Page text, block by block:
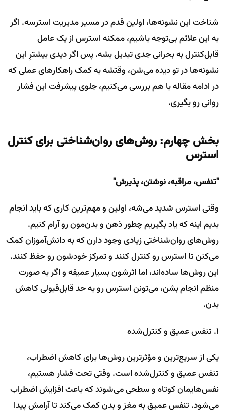
شناخت این نشونه‌ها، اولین قدم در مسیر مدیریت استرسه. اگر
به این علائم بی‌توجه باشیم، ممکنه استرس از یک عامل
قابل‌کنترل به بحرانی جدی تبدیل بشه. پس اگر دیدی بیشترِ این
نشونه‌ها در تو دیده می‌شن، وقتشه به کمک راهکارهای عملی که
در ادامه مقاله با هم بررسی می‌کنیم، جلوی پیشرفت این فشار
روانی رو بگیری.
بخش چهارم: روش‌های روان‌شناختی برای کنترل
استرس
"تنفس، مراقبه، نوشتن، پذیرش"
وقتی استرس شدید می‌شه، اولین و مهم‌ترین کاری که باید انجام
بدیم اینه که یاد بگیریم چطور ذهن و بدن‌مون رو آرام کنیم.
روش‌های روان‌شناختی زیادی وجود دارن که به دانش‌آموزان کمک
می‌کنن تا استرس رو کنترل کنند و تمرکز خودشون رو حفظ کنند.
این روش‌ها ساده‌اند، اما اثرشون بسیار عمیقه و اگر به صورت
منظم انجام بشن، می‌تونن استرس رو به حد قابل‌قبولی کاهش
بدن.
۱. تنفس عمیق و کنترل‌شده
یکی از سریع‌ترین و مؤثرترین روش‌ها برای کاهش اضطراب،
تنفس عمیق و کنترل‌شده است. وقتی تحت فشار هستیم،
نفس‌هایمان کوتاه و سطحی می‌شوند که باعث افزایش اضطراب
می‌شود. تنفس عمیق به مغز و بدن کمک می‌کند تا آرامش پیدا